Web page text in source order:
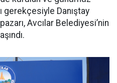
gerekçesiyle Danıştay
Avcılar Belediyesi’nin